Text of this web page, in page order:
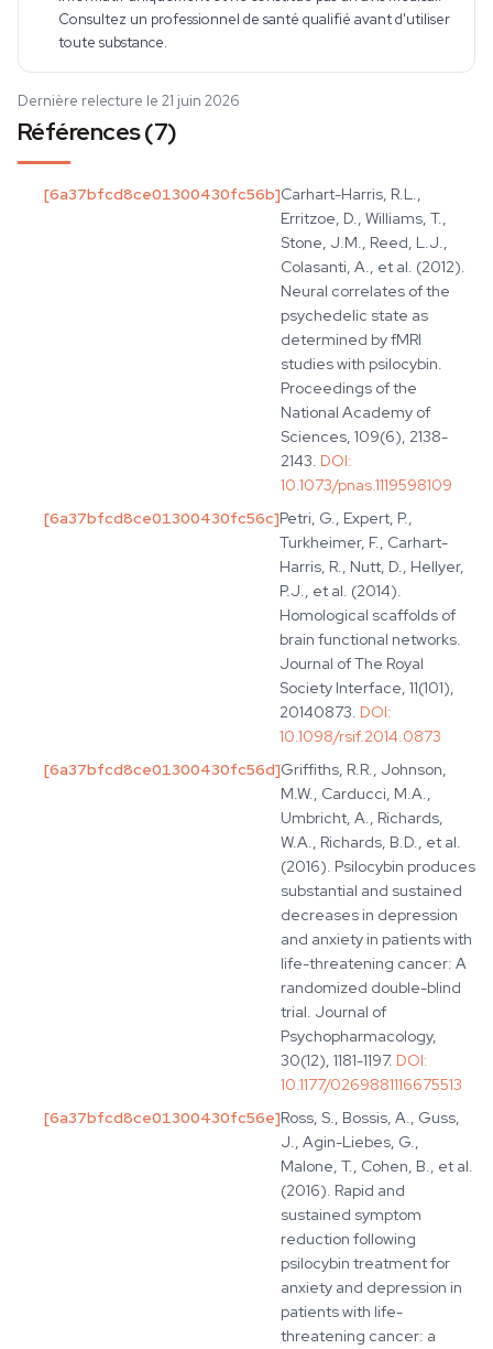
Consultez un professionnel de santé qualifié avant d'utiliser
toute substance.
Dernière relecture le 21 juin 2026
Références (7)
[6a37bfcd8ce01300430fc56b]Carhart-Harris, R.L.,
Erritzoe, D., Williams, T.,
Stone, J.M., Reed, L.J.,
Colasanti, A., et al. (2012).
Neural correlates of the
psychedelic state as
determined by fMRI
studies with psilocybin.
Proceedings of the
National Academy of
Sciences, 109(6), 2138-
2143. DOI:
10.1073/pnas.1119598109
[6a37bfcd8ce01300430fc56c]Petri, G., Expert, P.,
Turkheimer, F., Carhart-
Harris, R., Nutt, D., Hellyer,
P.J., et al. (2014).
Homological scaffolds of
brain functional networks.
Journal of The Royal
Society Interface, 11(101),
20140873. DOI:
10.1098/rsif.2014.0873
[6a37bfcd8ce01300430fc56d]Griffiths, R.R., Johnson,
M.W., Carducci, M.A.,
Umbricht, A., Richards,
W.A., Richards, B.D., et al.
(2016). Psilocybin produces
substantial and sustained
decreases in depression
and anxiety in patients with
life-threatening cancer: A
randomized double-blind
trial. Journal of
Psychopharmacology,
30(12), 1181-1197. DOI:
10.1177/0269881116675513
[6a37bfcd8ce01300430fc56e]Ross, S., Bossis, A., Guss,
J., Agin-Liebes, G.,
Malone, T., Cohen, B., et al.
(2016). Rapid and
sustained symptom
reduction following
psilocybin treatment for
anxiety and depression in
patients with life-
threatening cancer: a